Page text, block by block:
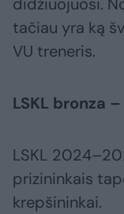
tačiau yra ką
VU treneris.
LSKL bronza
LSKL
prizininkais
krepšininkai.